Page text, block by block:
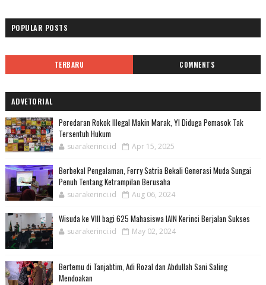
POPULAR POSTS
TERBARU COMMENTS
ADVETORIAL
Peredaran Rokok Illegal Makin Marak, YI Diduga Pemasok Tak
Tersentuh Hukum
suarakerinci.id Apr 15, 2025
Berbekal Pengalaman, Ferry Satria Bekali Generasi Muda Sungai
Penuh Tentang Ketrampilan Berusaha
suarakerinci.id Aug 06, 2024
Wisuda ke VIII bagi 625 Mahasiswa IAIN Kerinci Berjalan Sukses
suarakerinci.id May 02, 2024
Bertemu di Tanjabtim, Adi Rozal dan Abdullah Sani Saling
Mendoakan